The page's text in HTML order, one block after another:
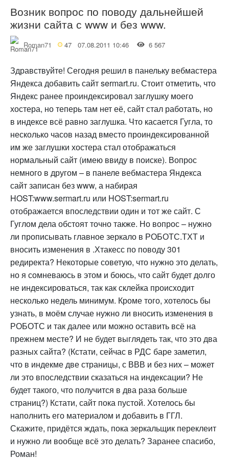
Возник вопрос по поводу дальнейшей
жизни сайта с www и без www.
Roman71 47 07.08.2011 10:46 6 567
Здравствуйте! Сегодня решил в панельку вебмастера
Яндекса добавить сайт sermart.ru. Стоит отметить, что
Яндекс ранее проиндексировал заглушку моего
хостера, но теперь там нет её, сайт стал работать, но
в индексе всё равно заглушка. Что касается Гугла, то
несколько часов назад вместо проиндексированной
им же заглушки хостера стал отображаться
нормальный сайт (имею ввиду в поиске). Вопрос
немного в другом – в панеле вебмастера Яндекса
сайт записан без www, а набирая
HOST:www.sermart.ru или HOST:sermart.ru
отображается впоследствии один и тот же сайт. С
Гуглом дела обстоят точно также. Но вопрос – нужно
ли прописывать главное зеркало в РОБОТС.ТХТ и
вносить изменения в .Хтакесс по поводу 301
редиректа? Некоторые советую, что нужно это делать,
но я сомневаюсь в этом и боюсь, что сайт будет долго
не индексироваться, так как склейка происходит
несколько недель минимум. Кроме того, хотелось бы
узнать, в моём случае нужно ли вносить изменения в
РОБОТС и так далее или можно оставить всё на
прежнем месте? И не будет выглядеть так, что это два
разных сайта? (Кстати, сейчас в РДС баре заметил,
что в индекме две страницы, с ВВВ и без них – может
ли это впоследствии сказаться на индексации? Не
будет такого, что получится в два раза больше
страниц?) Кстати, сайт пока пустой. Хотелось бы
наполнить его материалом и добавить в ГГЛ.
Скажите, придётся ждать, пока зеркальщик переклеит
и нужно ли вообще всё это делать? Заранее спасибо,
Роман!